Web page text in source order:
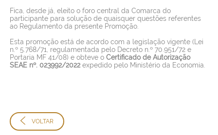
Fica, desde já, eleito o foro central da Comarca do
participante para solução de quaisquer questões referentes
ao Regulamento da presente Promoção.
Esta promoção está de acordo com a legislação vigente (Lei
n.º 5.768/71, regulamentada pelo Decreto n.º 70.951/72 e
Portaria MF 41/08) e obteve o Certificado de Autorização
SEAE nº. 023992/2022expedido pelo Ministério da Economia.
VOLTAR